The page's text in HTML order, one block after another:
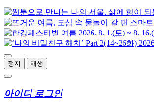
정지 재생
아이디 로그인